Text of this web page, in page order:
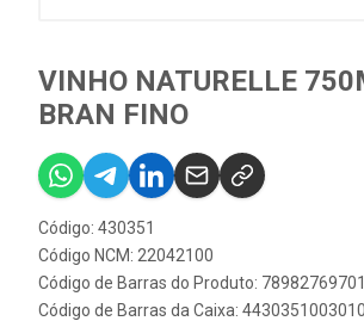
VINHO NATURELLE
BRAN FINO
Código: 430351
Código NCM: 22042100
Código de Barras do Produto:
Código de Barras da Caixa: 4430351003010